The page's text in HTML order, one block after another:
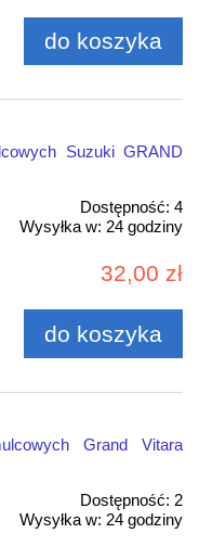
do koszyka
Suzuki GRAND
Dostępność: 4
Wysyłka w: 24 godziny
32,00 zł
do koszyka
Grand Vitara
Dostępność: 2
Wysyłka w: 24 godziny